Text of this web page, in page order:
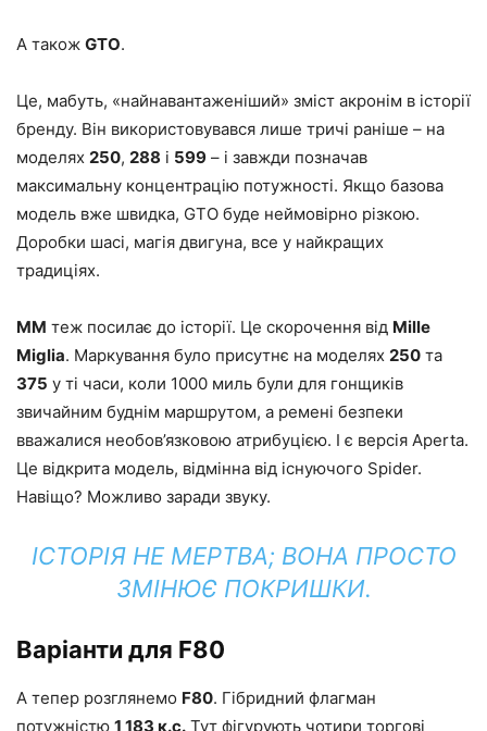
А також GTO.
Це, мабуть, «найнавантаженіший» зміст акронім в історії
бренду. Він використовувався лише тричі раніше – на
моделях 250, 288 і 599 – і завжди позначав
максимальну концентрацію потужності. Якщо базова
модель вже швидка, GTO буде неймовірно різкою.
Доробки шасі, магія двигуна, все у найкращих
традиціях.
MM теж посилає до історії. Це скорочення від Mille
Miglia. Маркування було присутнє на моделях 250 та
375 у ті часи, коли 1000 миль були для гонщиків
звичайним буднім маршрутом, а ремені безпеки
вважалися необов’язковою атрибуцією. І є версія Aperta.
Це відкрита модель, відмінна від існуючого Spider.
Навіщо? Можливо заради звуку.
ІСТОРІЯ НЕ МЕРТВА; ВОНА ПРОСТО
ЗМІНЮЄ ПОКРИШКИ.
Варіанти для F80
А тепер розглянемо F80. Гібридний флагман
потужністю 1 183 к.с. Тут фігурують чотири торгові